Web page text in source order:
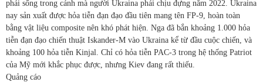
phải sống trong cảnh mà người Ukraina phải chịu đựng năm 2022. Ukraina
nay sản xuất được hỏa tiễn đạn đạo đầu tiên mang tên FP-9, hoàn toàn
bằng vật liệu composite nên khó phát hiện. Nga đã bắn khoảng 1.000 hỏa
tiễn đạn đạo chiến thuật Iskander-M vào Ukraina kể từ đầu cuộc chiến, và
khoảng 100 hỏa tiễn Kinjal. Chỉ có hỏa tiễn PAC-3 trong hệ thống Patriot
của Mỹ mới khắc phục được, nhưng Kiev đang rất thiếu.
Quảng cáo